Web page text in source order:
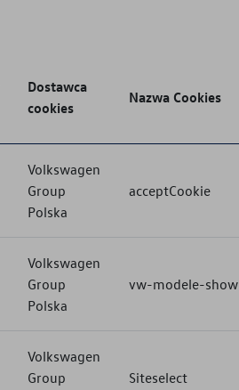
Dostawca
cookies
Nazwa Cookies
Volkswagen
Group
Polska
acceptCookie
Volkswagen
Group
Polska
vw-modele-
Volkswagen
Group
Siteselect